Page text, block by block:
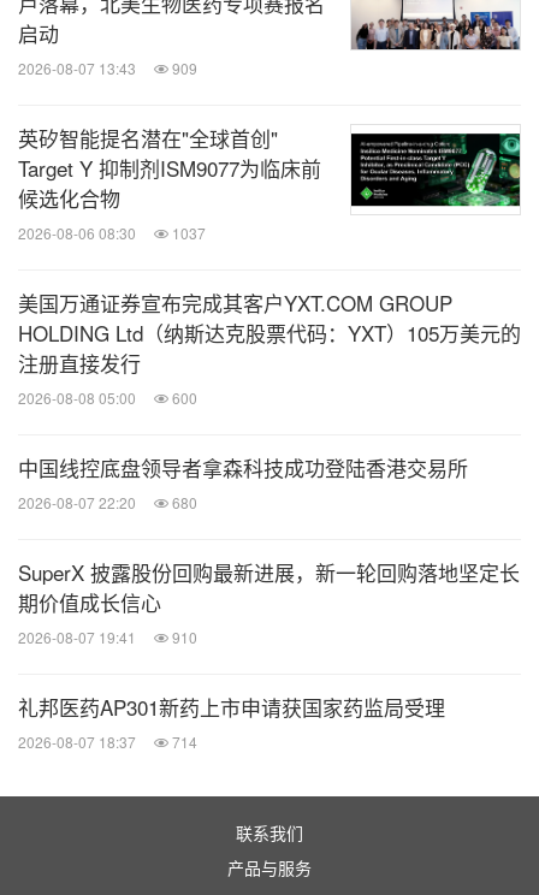
启动
2026-08-07 13:43 909
英矽智能提名潜在"全球首创"
Target Y 抑制剂ISM9077为临床前
候选化合物
2026-08-06 08:30 1037
美国万通证券宣布完成其客户YXT.COM GROUP
HOLDING Ltd（纳斯达克股票代码：YXT）105万美元的
注册直接发行
2026-08-08 05:00 600
中国线控底盘领导者拿森科技成功登陆香港交易所
2026-08-07 22:20 680
SuperX 披露股份回购最新进展，新一轮回购落地坚定长
期价值成长信心
2026-08-07 19:41 910
礼邦医药AP301新药上市申请获国家药监局受理
2026-08-07 18:37 714
联系我们
产品与服务